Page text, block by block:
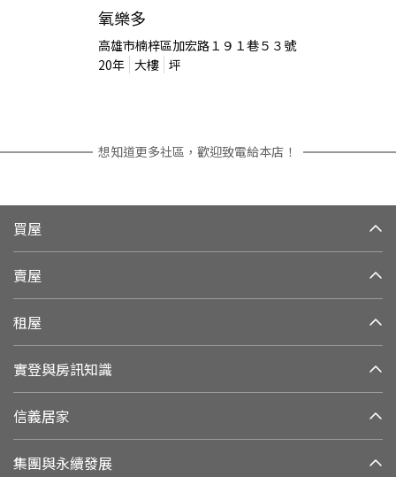
氧樂多
高雄市楠梓區加宏路１９１巷５３號
20年 大樓 坪
想知道更多社區，歡迎致電給本店！
買屋
賣屋
租屋
實登與房訊知識
信義居家
集團與永續發展